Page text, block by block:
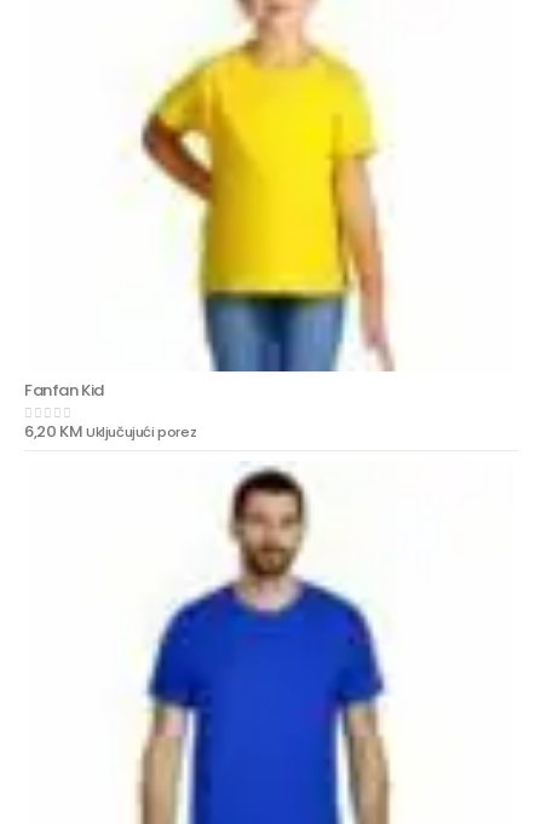
Fanfan Kid
0out of 5
6,20 KMUključujući porez